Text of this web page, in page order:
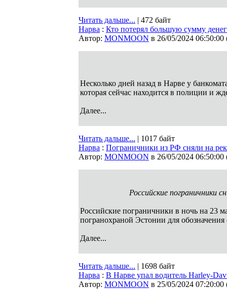
Читать дальше... | 472 байт
Нарва : Кто потерял большую сумму
Автор: MONMOON в 26/05/2024 06:50:00
Несколько дней назад в Нарве у
которая сейчас находится в полиции и
Далее...
Читать дальше... | 1017 байт
Нарва : Пограничники из РФ сняли на
Автор: MONMOON в 26/05/2024 06:50:00
Российские пограничники
Российские пограничники в ночь на 23
погранохраной Эстонии для
Далее...
Читать дальше... | 1698 байт
Нарва : В Нарве упал водитель Harley-
Автор: MONMOON в 25/05/2024 07:20:00